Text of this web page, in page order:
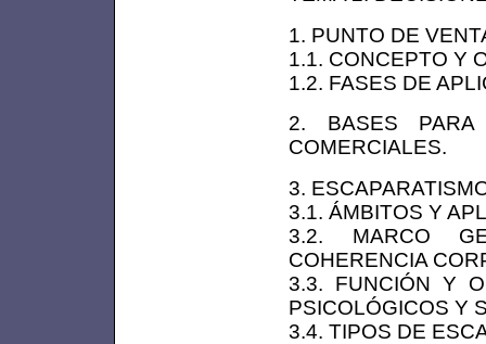
1. PUNTO DE
1.1. CONCEPTO Y
1.2. FASES DE
2. BASES PARA
COMERCIALES.
3.
3.1. ÁMBITOS Y
3.2. MARCO
COHERENCIA
3.3. FUNCIÓN Y
PSICOLÓGICOS Y
3.4. TIPOS DE